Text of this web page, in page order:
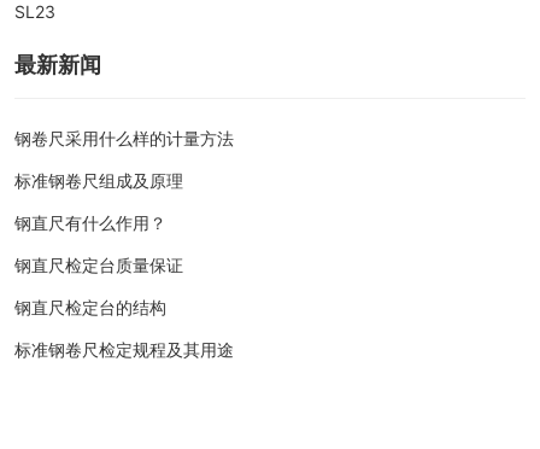
SL23
最新新闻
钢卷尺采用什么样的计量方法
标准钢卷尺组成及原理
钢直尺有什么作用？
钢直尺检定台质量保证
钢直尺检定台的结构
标准钢卷尺检定规程及其用途